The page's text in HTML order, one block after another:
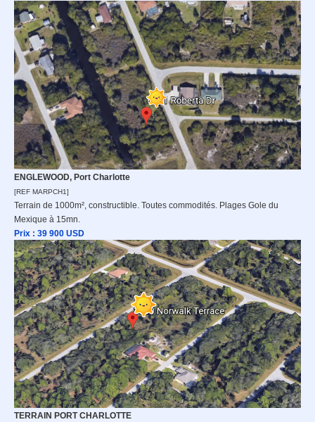
ENGLEWOOD, Port Charlotte
[REF MARPCH1]
Terrain de 1000m², constructible. Toutes commodités. Plages Gole du
Mexique à 15mn.
Prix : 39 900 USD
TERRAIN PORT CHARLOTTE